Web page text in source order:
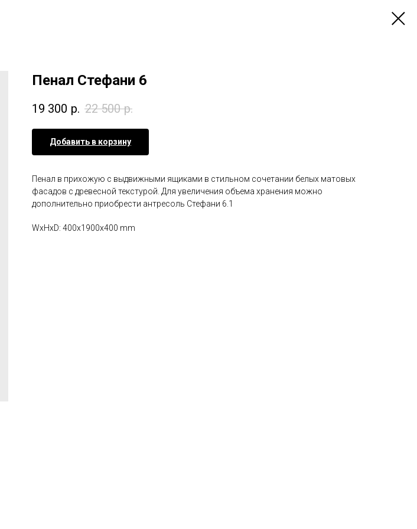
Пенал Стефани 6
19 300 р. 22 500 р.
Добавить в корзину
Пенал в прихожую с выдвижными ящиками в стильном сочетании белых матовых
фасадов с древесной текстурой. Для увеличения объема хранения можно
дополнительно приобрести антресоль Стефани 6.1
WxHxD: 400x1900x400 mm